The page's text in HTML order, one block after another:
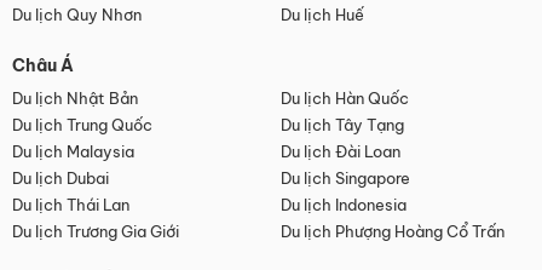
Du lịch Quy Nhơn
Du lịch Huế
Châu Á
Du lịch Nhật Bản
Du lịch Hàn Quốc
Du lịch Trung Quốc
Du lịch Tây Tạng
Du lịch Malaysia
Du lịch Đài Loan
Du lịch Dubai
Du lịch Singapore
Du lịch Thái Lan
Du lịch Indonesia
Du lịch Trương Gia Giới
Du lịch Phượng Hoàng Cổ Trấn